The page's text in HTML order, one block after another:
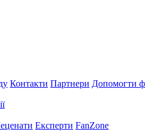
Контакти Партнери Допомогти
Експерти FanZone